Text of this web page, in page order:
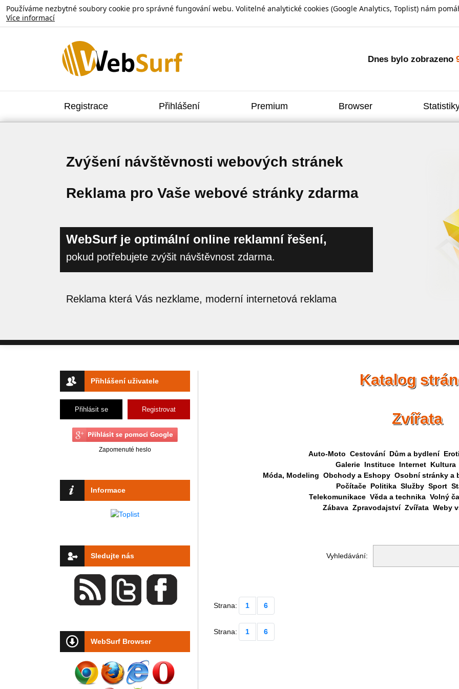
Používáme nezbytné soubory cookie pro správné fungování webu. Volitelné analytické cookies (Google Analytics, Toplist) nám
Více informací
Dnes bylo zobrazeno
Registrace Přihlášení Premium Browser
Zvýšení návštěvnosti webových stránek
Reklama pro Vaše webové stránky zdarma
WebSurf je optimální online reklamní řešení,
pokud potřebujete zvýšit návštěvnost zdarma.
Reklama která Vás nezklame, moderní internetová reklama
Přihlášení uživatele
Přihlásit se Registrovat
Zapomenuté heslo
Informace
Sledujte nás
WebSurf Browser
Katalog
Zvířata
Auto-Moto Cestování Dům a bydlení
Galerie Instituce Internet Kultura
Móda, Modeling Obchody a Eshopy Osobní stránky a
Počítače Politika Služby Sport
Telekomunikace Věda a technika Volný
Zábava Zpravodajství Zvířata Weby
Vyhledávání:
Strana: 1 6
Strana: 1 6